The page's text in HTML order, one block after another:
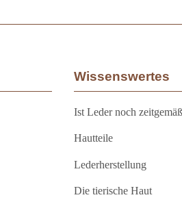
Wissenswertes
Ist Leder noch
Hautteile
Lederherstellung
Die tierische Haut